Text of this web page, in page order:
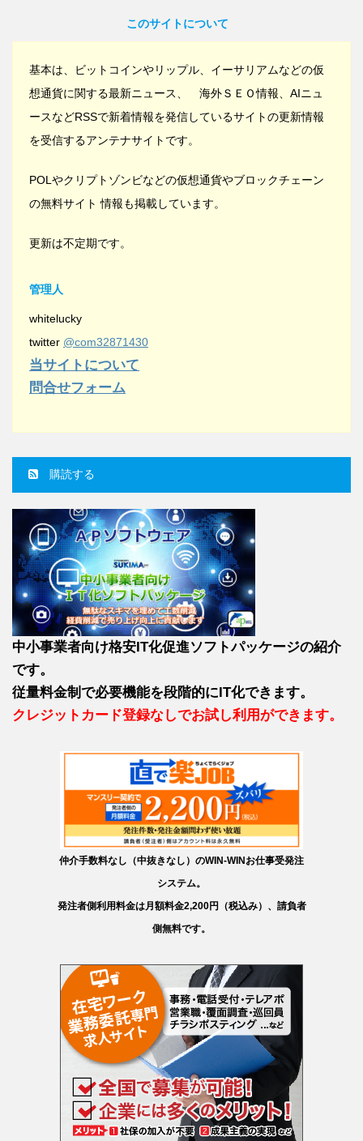
このサイトについて
基本は、ビットコインやリップル、イーサリアムなどの仮
想通貨に関する最新ニュース、 海外ＳＥＯ情報、AIニュ
ースなどRSSで新着情報を発信しているサイトの更新情報
を受信するアンテナサイトです。
POLやクリプトゾンビなどの仮想通貨やブロックチェーン
の無料サイト 情報も掲載しています。
更新は不定期です。
管理人
whitelucky
twitter @com32871430
当サイトについて
問合せフォーム
購読する
中小事業者向け格安IT化促進ソフトパッケージの紹介
です。
従量料金制で必要機能を段階的にIT化できます。
クレジットカード登録なしでお試し利用ができます。
仲介手数料なし（中抜きなし）のWIN-WINお仕事受発注
システム。
発注者側利用料金は月額料金2,200円（税込み）、請負者
側無料です。